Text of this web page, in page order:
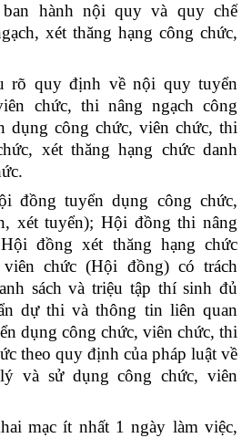
ban hành nội quy và quy chế
xét thăng hạng công chức,
rõ quy định về nội quy tuyển
chức, thi nâng ngạch công
dụng công chức, viên chức, thi
xét thăng hạng chức danh
đồng tuyển dụng công chức,
xét tuyển); Hội đồng thi nâng
đồng xét thăng hạng chức
chức (Hội đồng) có trách
sách và triệu tập thí sinh đủ
dự thi và thông tin liên quan
dụng công chức, viên chức, thi
theo quy định của pháp luật về
và sử dụng công chức, viên
mạc ít nhất 1 ngày làm việc,